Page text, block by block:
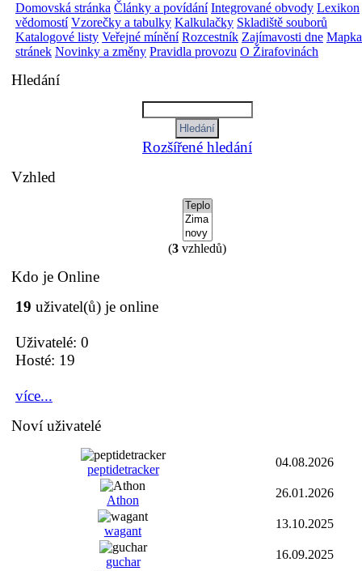
Domovská stránka Články a povídání Integrované obvody Lexikon
vědomostí Vzorečky a tabulky Kalkulačky Skladiště souborů
Katalogové listy Veřejné mínění Rozcestník Zajímavosti dne Mapka
stránek Novinky a změny Pravidla provozu O Žirafovinách
Hledání
Rozšířené hledání
Vzhled
(3 vzhledů)
Kdo je Online
19 uživatel(ů) je online
Uživatelé: 0
Hosté: 19
více...
Noví uživatelé
peptidetracker
04.08.2026
Athon
26.01.2026
wagant
13.10.2025
guchar
16.09.2025